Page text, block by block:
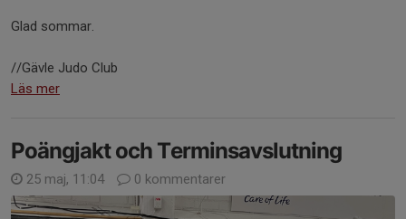
Glad sommar.
//Gävle Judo Club
Läs mer
Poängjakt och Terminsavslutning
25 maj, 11:04 0 kommentarer